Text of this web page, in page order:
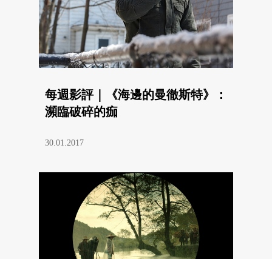
每週影評｜《海邊的曼徹斯特》：
瀕臨破碎的痂
30.01.2017